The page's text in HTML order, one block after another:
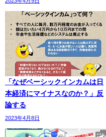
「なぜベーシックインカムは日
本経済にマイナスなのか？」反
論する
2023年4月8日